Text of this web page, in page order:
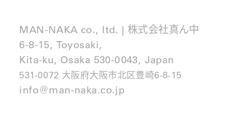
MAN-NAKA co., ltd. | 株式会社真ん中
6-8-15, Toyosaki,
Kita-ku, Osaka 530-0043, Japan
531-0072 大阪府大阪市北区豊崎6-8-15
info@man-naka.co.jp